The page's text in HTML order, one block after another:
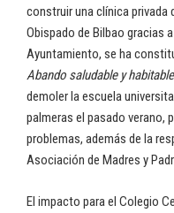
construir una clínica privada
Obispado de Bilbao gracias
Ayuntamiento, se ha
Abando saludable y habitable
demoler la escuela
palmeras el pasado verano,
problemas, además de la
Asociación de Madres y
El impacto para el Colegio